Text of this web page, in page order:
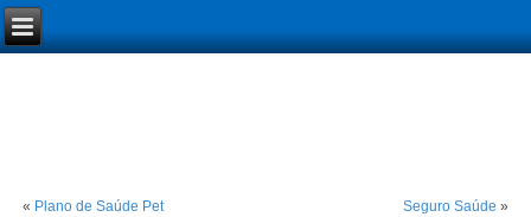
« Plano de Saúde Pet Seguro Saúde »